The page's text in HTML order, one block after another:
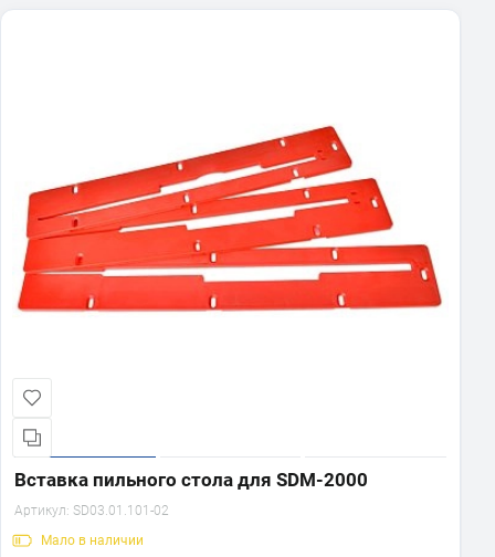
Вставка пильного стола для SDM-2000
Артикул: SD03.01.101-02
Мало в наличии